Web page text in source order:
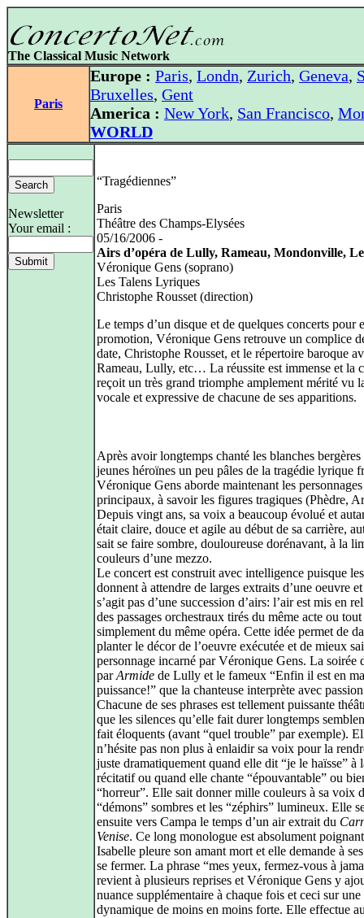
The Classical Music Network
Paris
Europe : Paris, Londn, Zurich, Geneva,
Bruxelles, Gent
America : New York, San Francisco,
WORLD
Newsletter
Your email :
“Tragédiennes”
Paris
Théâtre des Champs-Elysées
05/16/2006 -
Airs d’opéra de Lully, Rameau, Mondonville,
Véronique Gens (soprano)
Les Talens Lyriques
Christophe Rousset (direction)
Le temps d’un disque et de quelques concerts pour
promotion, Véronique Gens retrouve un complice
date, Christophe Rousset, et le répertoire baroque
Rameau, Lully, etc… La réussite est immense et la
reçoit un très grand triomphe amplement mérité vu
vocale et expressive de chacune de ses apparitions.
Après avoir longtemps chanté les blanches bergères
jeunes héroïnes un peu pâles de la tragédie lyrique
Véronique Gens aborde maintenant les personnages
principaux, à savoir les figures tragiques (Phèdre,
Depuis vingt ans, sa voix a beaucoup évolué et
était claire, douce et agile au début de sa carrière,
sait se faire sombre, douloureuse dorénavant, à la
couleurs d’une mezzo.
Le concert est construit avec intelligence puisque
donnent à attendre de larges extraits d’une oeuvre
s’agit pas d’une succession d’airs: l’air est mis en
des passages orchestraux tirés du même acte ou tout
simplement du même opéra. Cette idée permet de
planter le décor de l’oeuvre exécutée et de mieux
personnage incarné par Véronique Gens. La soirée
parArmide de Lully et le fameux “Enfin il est en ma
puissance!” que la chanteuse interprète avec
Chacune de ses phrases est tellement puissante
que les silences qu’elle fait durer longtemps
fait éloquents (avant “quel trouble” par exemple).
n’hésite pas non plus à enlaidir sa voix pour la
juste dramatiquement quand elle dit “je le haïsse” à
récitatif ou quand elle chante “épouvantable” ou
“horreur”. Elle sait donner mille couleurs à sa voix
“démons” sombres et les “zéphirs” lumineux. Elle
ensuite vers Campa le temps d’un air extrait du
Venise. Ce long monologue est absolument
Isabelle pleure son amant mort et elle demande à
se fermer. La phrase “mes yeux, fermez-vous à
revient à plusieurs reprises et Véronique Gens y
nuance supplémentaire à chaque fois et ceci sur une
dynamique de moins en moins forte. Elle effectue